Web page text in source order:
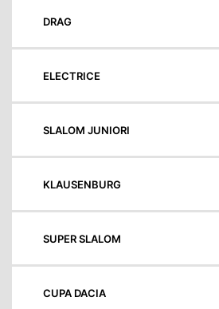
DRAG
ELECTRICE
SLALOM JUNIORI
KLAUSENBURG
SUPER SLALOM
CUPA DACIA